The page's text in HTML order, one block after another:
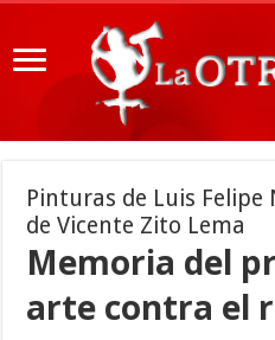
Pinturas de Luis
de Vicente Zito Lema
Memoria del
arte contra el